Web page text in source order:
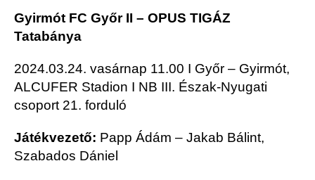
Gyirmót FC Győr II – OPUS TIGÁZ
Tatabánya
2024.03.24. vasárnap 11.00 I Győr – Gyirmót,
ALCUFER Stadion I NB III. Észak-Nyugati
csoport 21. forduló
Játékvezető: Papp Ádám – Jakab Bálint,
Szabados Dániel